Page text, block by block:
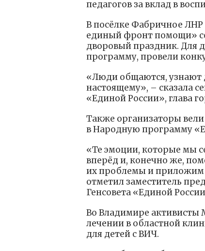
педагогов за вклад в
В посёлке Фабричное
единый фронт помощи»
дворовый праздник. Для
программу, провели
«Люди общаются, узнают
настоящему», – сказала
«Единой России», глава
Также организаторы
в Народную программу
«Те эмоции, которые мы
вперёд и, конечно же,
их проблемы и приложим
отметил заместитель
Генсовета «Единой
Во Владимире активисты
лечении в областной
для детей с ВИЧ.